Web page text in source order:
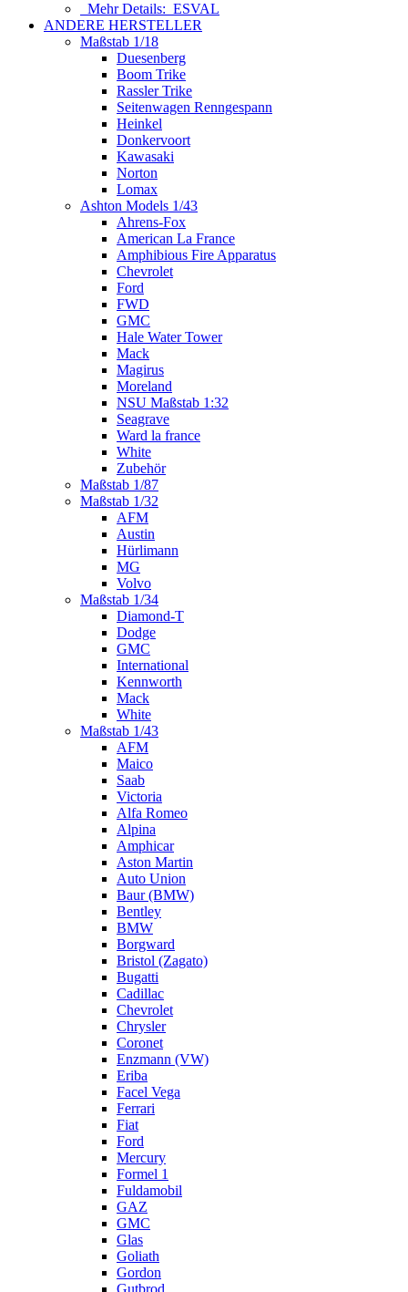
Mehr Details: ESVAL
ANDERE HERSTELLER
Maßstab 1/18
Duesenberg
Boom Trike
Rassler Trike
Seitenwagen Renngespann
Heinkel
Donkervoort
Kawasaki
Norton
Lomax
Ashton Models 1/43
Ahrens-Fox
American La France
Amphibious Fire Apparatus
Chevrolet
Ford
FWD
GMC
Hale Water Tower
Mack
Magirus
Moreland
NSU Maßstab 1:32
Seagrave
Ward la france
White
Zubehör
Maßstab 1/87
Maßstab 1/32
AFM
Austin
Hürlimann
MG
Volvo
Maßstab 1/34
Diamond-T
Dodge
GMC
International
Kennworth
Mack
White
Maßstab 1/43
AFM
Maico
Saab
Victoria
Alfa Romeo
Alpina
Amphicar
Aston Martin
Auto Union
Baur (BMW)
Bentley
BMW
Borgward
Bristol (Zagato)
Bugatti
Cadillac
Chevrolet
Chrysler
Coronet
Enzmann (VW)
Eriba
Facel Vega
Ferrari
Fiat
Ford
Mercury
Formel 1
Fuldamobil
GAZ
GMC
Glas
Goliath
Gordon
Gutbrod